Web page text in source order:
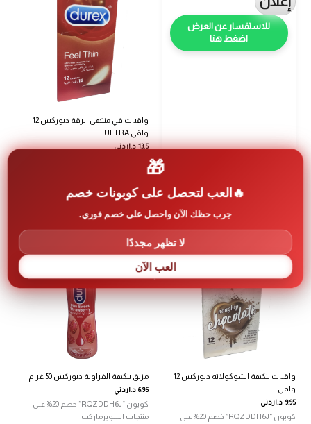
للاستفسار عن العرض
اضغط هنا
واقيات في منتهى الرقة ديوركس 12
واقي ULTRA
13.5 د.اردني
منتجات السوبرماركت
إضافة إلى السلة
واقيات بنكهة الشوكولاته ديوركس 12
واقي
9.95 د.اردني
كوبون “RQZDDH6J” خصم 20% على
مزلق بنكهة الفراولة ديوركس 50 غرام
6.95 د.اردني
كوبون “RQZDDH6J” خصم 20% على
منتجات السوبرماركت
🎁
العب لتحصل على كوبونات خصم
جرب حظك الآن واحصل على خصم فوري.
لا تظهر مجددًا
العب الآن